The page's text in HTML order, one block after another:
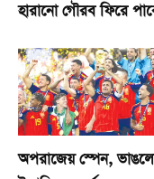
হারানো গৌরব ফিরে
অপরাজেয় স্পেন,